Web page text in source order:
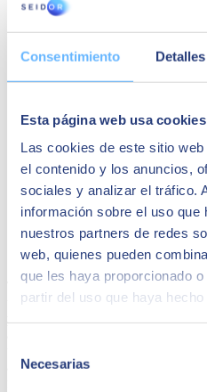
Consentimiento Detalles
Esta página web usa cookies
Las cookies de este sitio
el contenido y los anuncios,
sociales y analizar el tráfico.
información sobre el uso que
nuestros partners de redes
web, quienes pueden
que les haya proporcionado
partir del uso que haya
Necesarias
Conclusiones
Teniendo en cuenta todo lo
usuario (UX)en aplicaciones
para el éxito de cualquier
un enfoque centrado en el usuario,
aplicaciones móviles que sean
funcionales, lo que garantiza una